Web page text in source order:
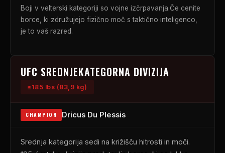
Boji v velterski kategoriji so vojne izčrpavanja.Če cenite
borce, ki združujejo fizično moč s taktično inteligenco,
je to vaš razred.
UFC SREDNJEKATEGORNA DIVIZIJA
≤185 lbs (83,9 kg)
CHAMPION Dricus Du Plessis
Srednja kategorija sedi na križišču hitrosti in moči.